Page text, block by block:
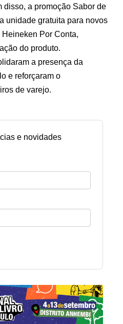
disso, a promoção Sabor de
unidade gratuita para novos
Por Conta,
do produto.
a presença da
e reforçaram o
de varejo.
e novidades